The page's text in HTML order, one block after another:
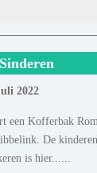
2022
een Kofferbak
De
is hier......